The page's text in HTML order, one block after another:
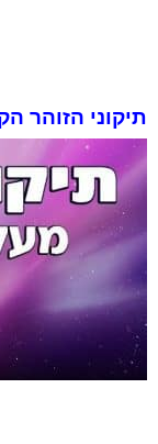
תיקוני הזוהר